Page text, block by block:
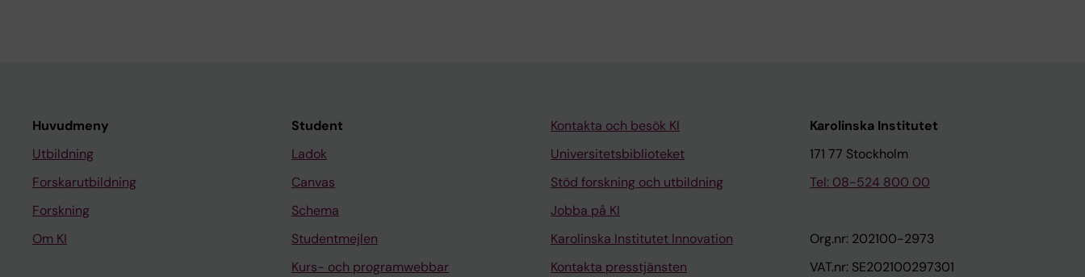
Huvudmeny
Utbildning
Forskarutbildning
Forskning
Om KI
Student
Ladok
Canvas
Schema
Studentmejlen
Kurs- och programwebbar
Kontakta och besök KI
Universitetsbiblioteket
Stöd forskning och utbildning
Jobba på KI
Karolinska Institutet Innovation
Kontakta presstjänsten
Karolinska Institutet
171 77 Stockholm
Tel: 08-524 800 00
Org.nr: 202100-2973
VAT.nr: SE202100297301